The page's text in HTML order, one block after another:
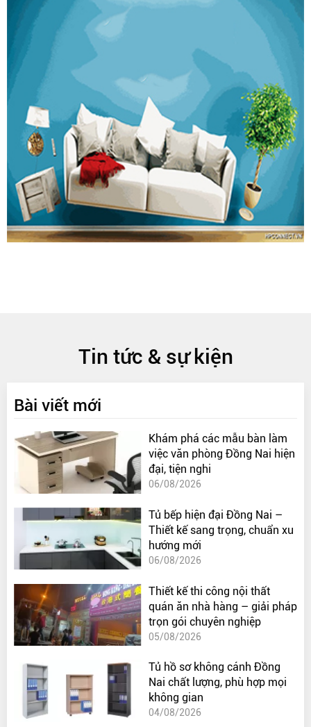
Tin tức & sự kiện
Bài viết mới
Khám phá các mẫu bàn làm
việc văn phòng Đồng Nai hiện
đại, tiện nghi
06/08/2026
Tủ bếp hiện đại Đồng Nai –
Thiết kế sang trọng, chuẩn xu
hướng mới
06/08/2026
Thiết kế thi công nội thất
quán ăn nhà hàng – giải pháp
trọn gói chuyên nghiệp
05/08/2026
Tủ hồ sơ không cánh Đồng
Nai chất lượng, phù hợp mọi
không gian
04/08/2026